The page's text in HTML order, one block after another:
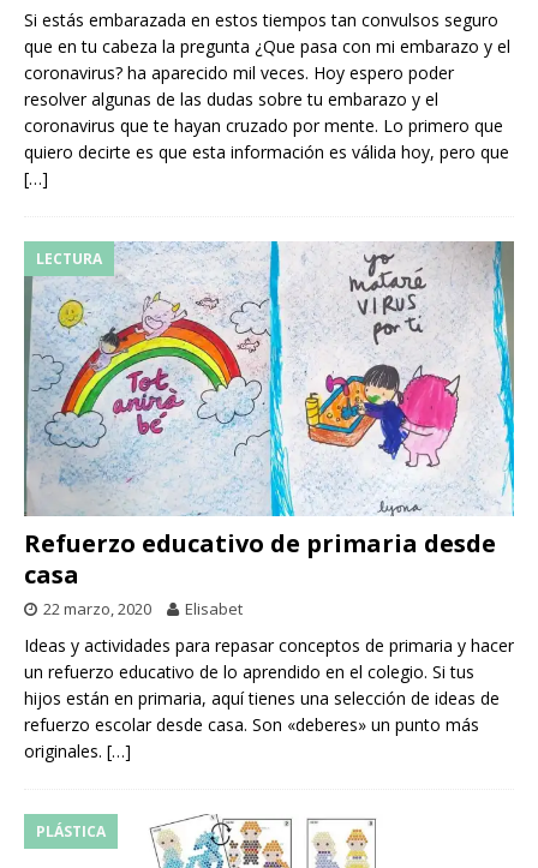
Si estás embarazada en estos tiempos tan convulsos seguro
que en tu cabeza la pregunta ¿Que pasa con mi embarazo y el
coronavirus? ha aparecido mil veces. Hoy espero poder
resolver algunas de las dudas sobre tu embarazo y el
coronavirus que te hayan cruzado por mente. Lo primero que
quiero decirte es que esta información es válida hoy, pero que
[…]
LECTURA
Refuerzo educativo de primaria desde
casa
22 marzo, 2020 Elisabet
Ideas y actividades para repasar conceptos de primaria y hacer
un refuerzo educativo de lo aprendido en el colegio. Si tus
hijos están en primaria, aquí tienes una selección de ideas de
refuerzo escolar desde casa. Son «deberes» un punto más
originales. […]
PLÁSTICA